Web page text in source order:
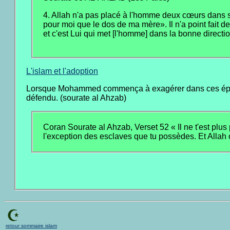
4. Allah n'a pas placé à l'homme deux cœurs dans
pour moi que le dos de ma mère». Il n'a point fait
et c'est Lui qui met [l'homme] dans la bonne
L'islam et l'adoption
Lorsque Mohammed commença à exagérer dans ces
défendu. (sourate al Ahzab)
Coran Sourate al Ahzab, Verset 52 « Il ne t'est
l'exception des esclaves que tu possèdes. Et Allah
retour sommaire islam